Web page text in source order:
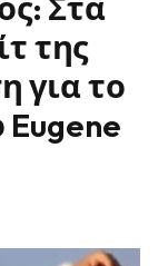
Στα
της
για το